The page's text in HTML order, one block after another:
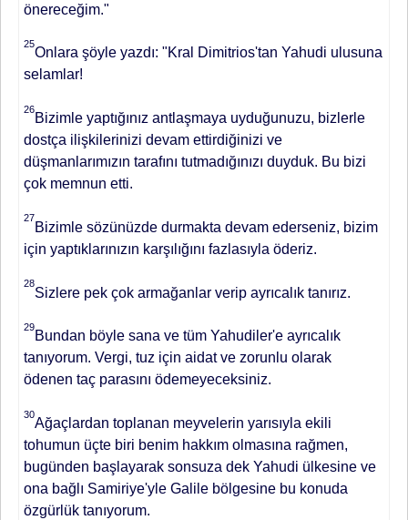
önereceğim."
25
Onlara şöy­le yazdı: "Kral Dimitrios'tan Yahudi ulusu­na
selamlar!
26
Bizimle yaptığınız ant­laşmaya uyduğunuzu, bizlerle
dostça ilişkilerinizi devam ettirdiğinizi ve
düşmanlarımızın tarafını tutmadığını­zı duyduk. Bu bizi
çok memnun etti.
27
Bizimle sözünüzde durmakta de­vam ederseniz, bizim
için yaptıkları­nızın karşılığını fazlasıyla öderiz.
28
Siz­lere pek çok armağanlar verip ayrıca­lık tanırız.
29
Bundan böyle sana ve tüm Yahudiler'e ayrıcalık
tanıyorum. Vergi, tuz için aidat ve zorunlu olarak
ödenen taç parasını ödemeyeceksiniz.
30
Ağaçlardan toplanan meyvelerin ya­rısıyla ekili
tohumun üçte biri benim hakkım olmasına rağmen,
bugünden başlayarak sonsuza dek Yahudi ülkesine ve
ona bağlı Samiriye'yle Galile bölgesine bu konuda
özgürlük tanıyo­rum.